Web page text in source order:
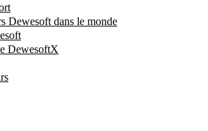
Dewesoft dans le monde
DewesoftX